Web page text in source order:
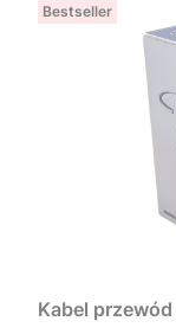
Bestseller
Kabel